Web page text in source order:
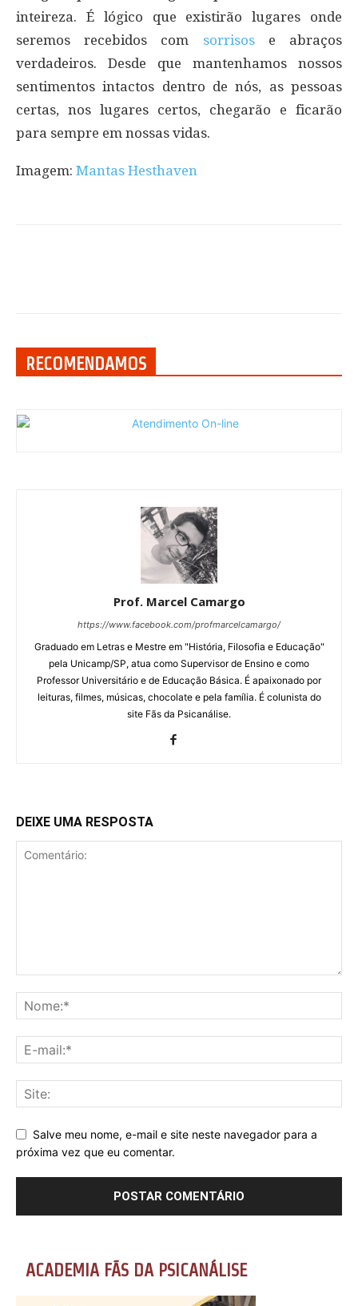
inteireza. É lógico que existirão lugares onde
seremos recebidos com sorrisose abraços
verdadeiros. Desde que mantenhamos nossos
sentimentos intactos dentro de nós, as pessoas
certas, nos lugares certos, chegarão e ficarão
para sempre em nossas vidas.
Imagem: Mantas Hesthaven
RECOMENDAMOS
Prof. Marcel Camargo
https://www.facebook.com/profmarcelcamargo/
Graduado em Letras e Mestre em "História, Filosofia e Educação"
pela Unicamp/SP, atua como Supervisor de Ensino e como
Professor Universitário e de Educação Básica. É apaixonado por
leituras, filmes, músicas, chocolate e pela família. É colunista do
site Fãs da Psicanálise.
DEIXE UMA RESPOSTA
Salve meu nome, e-mail e site neste navegador para a
próxima vez que eu comentar.
ACADEMIA FÃS DA PSICANÁLISE